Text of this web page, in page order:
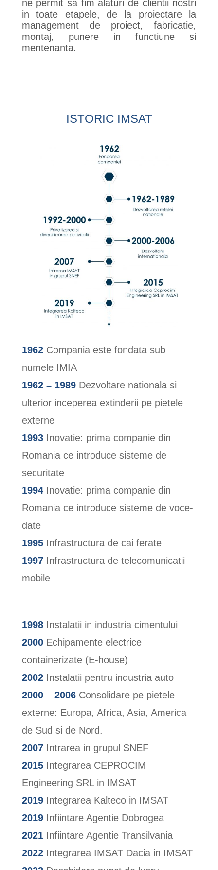
ne permit sa fim alaturi de clientii nostri
in toate etapele, de la proiectare la
management de proiect, fabricatie,
montaj, punere in functiune si
mentenanta.
ISTORIC IMSAT
1962 Compania este fondata sub
numele IMIA
1962 – 1989 Dezvoltare nationala si
ulterior inceperea extinderii pe pietele
externe
1993 Inovatie: prima companie din
Romania ce introduce sisteme de
securitate
1994 Inovatie: prima companie din
Romania ce introduce sisteme de voce-
date
1995 Infrastructura de cai ferate
1997 Infrastructura de telecomunicatii
mobile
1998 Instalatii in industria cimentului
2000 Echipamente electrice
containerizate (E-house)
2002 Instalatii pentru industria auto
2000 – 2006Consolidare pe pietele
externe: Europa, Africa, Asia, America
de Sud si de Nord.
2007 Intrarea in grupul SNEF
2015 Integrarea CEPROCIM
Engineering SRL in IMSAT
2019 Integrarea Kalteco in IMSAT
2019 Infiintare Agentie Dobrogea
2021 Infiintare Agentie Transilvania
2022 Integrarea IMSAT Dacia in IMSAT